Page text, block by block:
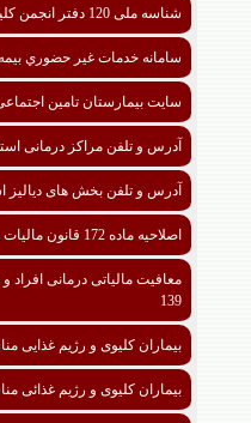
شناسه ملی 120 دفتر انجمن کلیوی ایران
سامانه خدمات غیر حضوري
سایت بیمارستان تامین
آدرس و تلفن مراکز درمانی
آدرس و تلفن بخش های دیالیز
اصلاحیه ماده 172 قانون مالیات های مستقیم 1399
139
بیماران کلیوی و رژیم غذایی
بیماران کلیوی و رژیم غذائی